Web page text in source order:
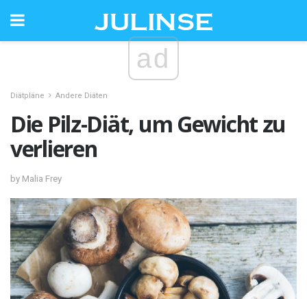
ad
Diätpläne Andere Diäten
Die Pilz-Diät, um Gewicht zu
verlieren
by Malia Frey